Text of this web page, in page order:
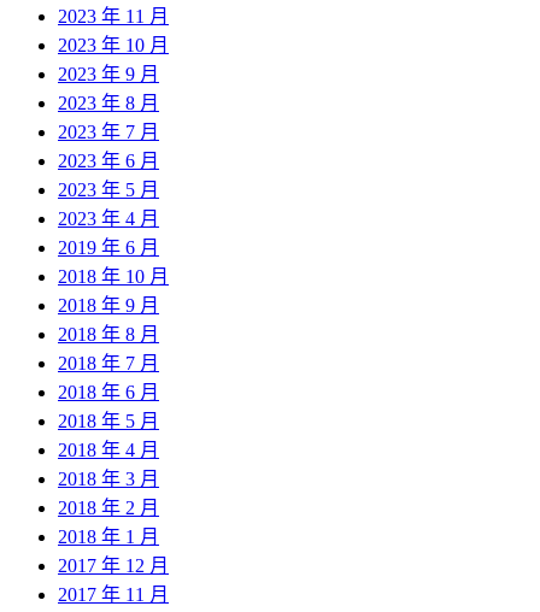
2023 年 11 月
2023 年 10 月
2023 年 9 月
2023 年 8 月
2023 年 7 月
2023 年 6 月
2023 年 5 月
2023 年 4 月
2019 年 6 月
2018 年 10 月
2018 年 9 月
2018 年 8 月
2018 年 7 月
2018 年 6 月
2018 年 5 月
2018 年 4 月
2018 年 3 月
2018 年 2 月
2018 年 1 月
2017 年 12 月
2017 年 11 月